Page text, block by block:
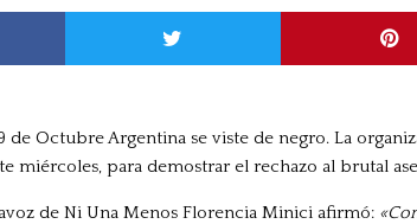
de Octubre Argentina se viste de negro. La
miércoles, para demostrar el rechazo al brutal
de Ni Una Menos Florencia Minici afirmó: